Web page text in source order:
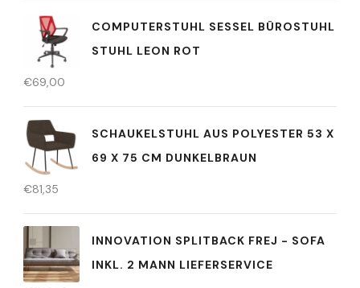
COMPUTERSTUHL SESSEL BÜROSTUHL
STUHL LEON ROT
€69,00
SCHAUKELSTUHL AUS POLYESTER 53 X
69 X 75 CM DUNKELBRAUN
€81,35
INNOVATION SPLITBACK FREJ - SOFA
INKL. 2 MANN LIEFERSERVICE